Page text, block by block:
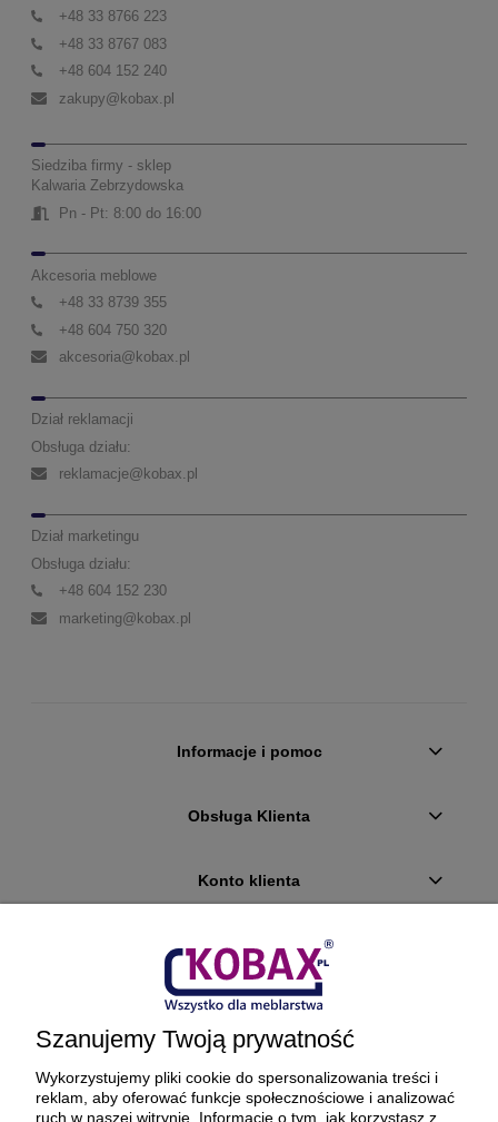
+48 33 8766 223
+48 33 8767 083
+48 604 152 240
zakupy@kobax.pl
Siedziba firmy - sklep
Kalwaria Zebrzydowska
Pn - Pt: 8:00 do 16:00
Akcesoria meblowe
+48 33 8739 355
+48 604 750 320
akcesoria@kobax.pl
Dział reklamacji
Obsługa działu:
reklamacje@kobax.pl
Dział marketingu
Obsługa działu:
+48 604 152 230
marketing@kobax.pl
Informacje i pomoc
Obsługa Klienta
Konto klienta
Płatności i dostawa
Ciekawostki
O firmie
Szanujemy Twoją prywatność
Wykorzystujemy pliki cookie do spersonalizowania treści i
reklam, aby oferować funkcje społecznościowe i analizować
ruch w naszej witrynie. Informacje o tym, jak korzystasz z